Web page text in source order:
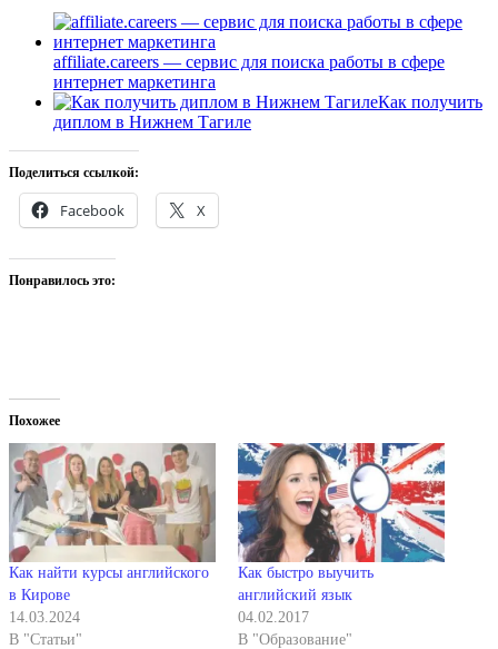
affiliate.careers — сервис для поиска работы в сфере
интернет маркетинга
Как получить
диплом в Нижнем Тагиле
Поделиться ссылкой:
Facebook X
Понравилось это:
Похожее
Как найти курсы английского
в Кирове
14.03.2024
В "Статьи"
Как быстро выучить
английский язык
04.02.2017
В "Образование"